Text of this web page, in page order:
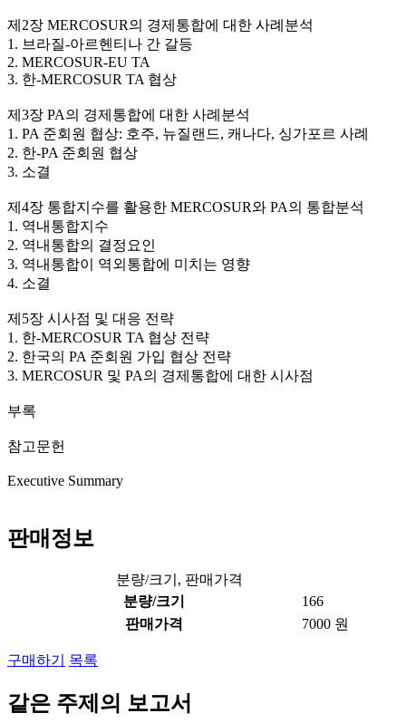
제2장 MERCOSUR의 경제통합에 대한 사례분석
1. 브라질-아르헨티나 간 갈등
2. MERCOSUR-EU TA
3. 한-MERCOSUR TA 협상
제3장 PA의 경제통합에 대한 사례분석
1. PA 준회원 협상: 호주, 뉴질랜드, 캐나다, 싱가포르 사례
2. 한-PA 준회원 협상
3. 소결
제4장 통합지수를 활용한 MERCOSUR와 PA의 통합분석
1. 역내통합지수
2. 역내통합의 결정요인
3. 역내통합이 역외통합에 미치는 영향
4. 소결
제5장 시사점 및 대응 전략
1. 한-MERCOSUR TA 협상 전략
2. 한국의 PA 준회원 가입 협상 전략
3. MERCOSUR 및 PA의 경제통합에 대한 시사점
부록
참고문헌
Executive Summary
판매정보
분량/크기, 판매가격
분량/크기
166
판매가격
7000 원
구매하기 목록
같은 주제의 보고서